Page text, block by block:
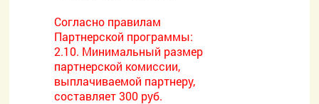
Согласно правилам
Партнерской программы:
2.10. Минимальный размер
партнерской комиссии,
выплачиваемой партнеру,
составляет 300 руб.